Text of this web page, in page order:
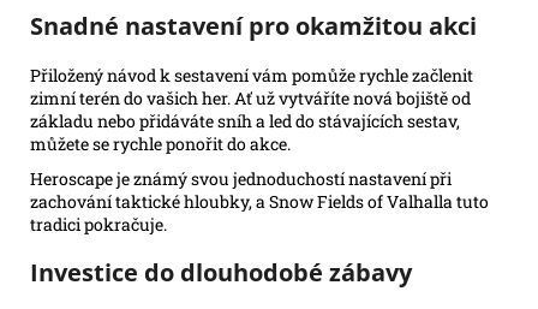
Snadné nastavení pro okamžitou akci
Přiložený návod k sestavení vám pomůže rychle začlenit
zimní terén do vašich her. Ať už vytváříte nová bojiště od
základu nebo přidáváte sníh a led do stávajících sestav,
můžete se rychle ponořit do akce.
Heroscape je známý svou jednoduchostí nastavení při
zachování taktické hloubky, a Snow Fields of Valhalla tuto
tradici pokračuje.
Investice do dlouhodobé zábavy